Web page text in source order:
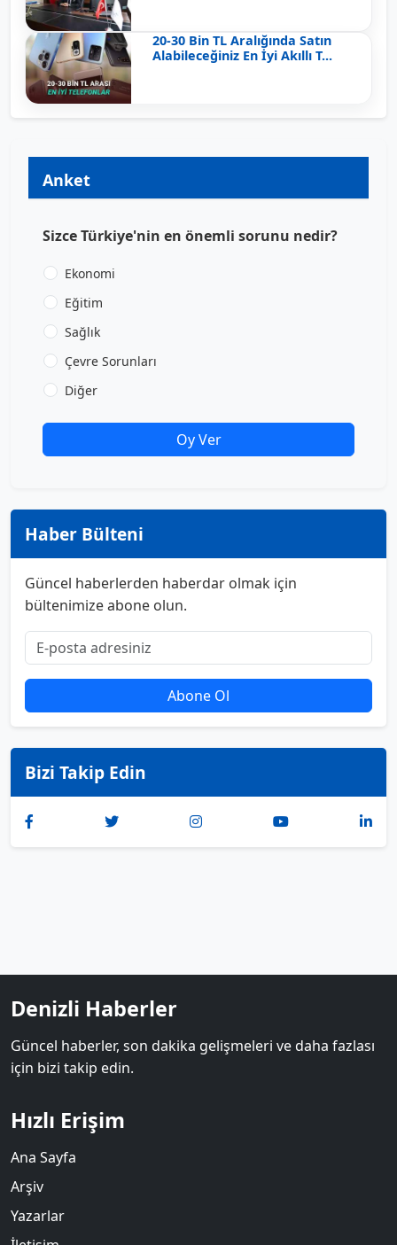
20-30 Bin TL Aralığında Satın
Alabileceğiniz En İyi Akıllı T...
Anket
Sizce Türkiye'nin en önemli sorunu nedir?
Ekonomi
Eğitim
Sağlık
Çevre Sorunları
Diğer
Oy Ver
Haber Bülteni
Güncel haberlerden haberdar olmak için
bültenimize abone olun.
Abone Ol
Bizi Takip Edin
Denizli Haberler
Güncel haberler, son dakika gelişmeleri ve daha fazlası
için bizi takip edin.
Hızlı Erişim
Ana Sayfa
Arşiv
Yazarlar